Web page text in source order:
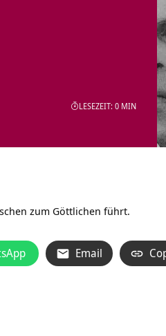
LESEZEIT: 0 MIN
zum Göttlichen führt.
Email